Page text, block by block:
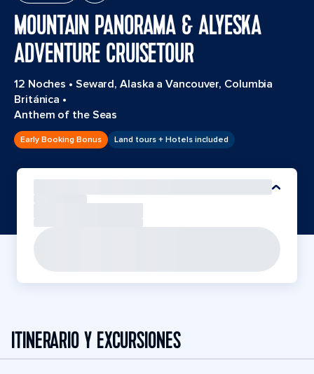
MOUNTAIN PANORAMA & ALYESKA
ADVENTURE CRUISETOUR
12 Noches • Seward, Alaska a Vancouver, Columbia
Británica •
Anthem of the Seas
Early Booking Bonus Land tours + Hotels included
ITINERARIO Y EXCURSIONES